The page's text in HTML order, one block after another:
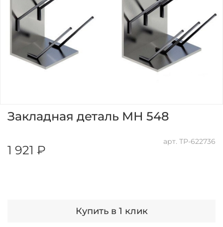
арт. ТР-622736
Закладная деталь МН 548
1 921 ₽
Купить в 1 клик